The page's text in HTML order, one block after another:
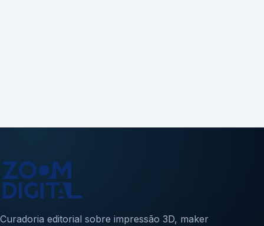
Curadoria editorial sobre impressão 3D, maker